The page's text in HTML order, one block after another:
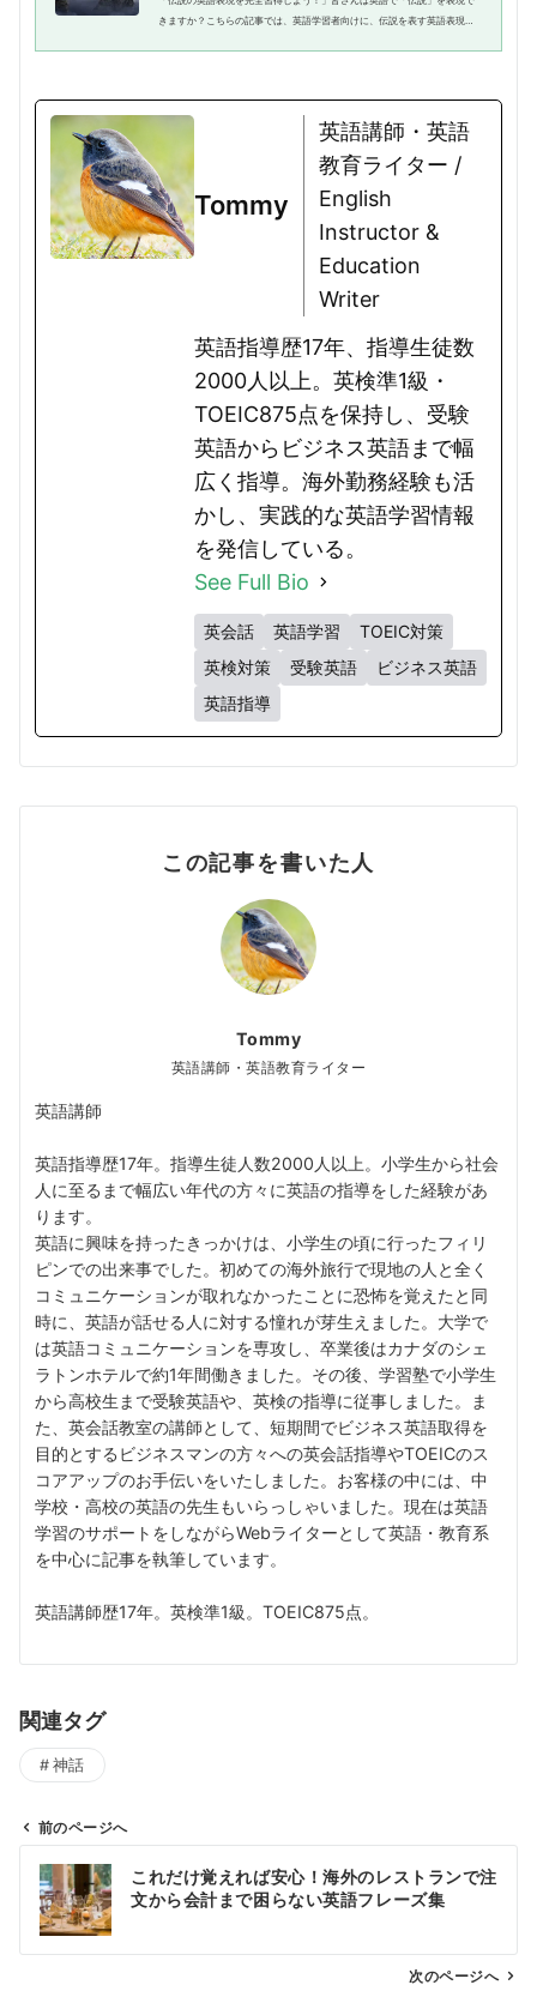
きますか？こちらの記事では、英語学習者向けに、伝説を表す英語表現の
Tommy
英語講師・英語
教育ライター /
English
Instructor &
Education
Writer
英語指導歴17年、指導生徒数
2000人以上。英検準1級・
TOEIC875点を保持し、受験
英語からビジネス英語まで幅
広く指導。海外勤務経験も活
かし、実践的な英語学習情報
を発信している。
See Full Bio
英会話 英語学習
TOEIC対策
英検対策
受験英語
ビジネス英語
英語指導
この記事を書いた人
Tommy
英語講師・英語教育ライター
英語講師
英語指導歴17年。指導生徒人数2000人以上。小学生から社会
人に至るまで幅広い年代の方々に英語の指導をした経験があ
ります。
英語に興味を持ったきっかけは、小学生の頃に行ったフィリ
ピンでの出来事でした。初めての海外旅行で現地の人と全く
コミュニケーションが取れなかったことに恐怖を覚えたと同
時に、英語が話せる人に対する憧れが芽生えました。大学で
は英語コミュニケーションを専攻し、卒業後はカナダのシェ
ラトンホテルで約1年間働きました。その後、学習塾で小学生
から高校生まで受験英語や、英検の指導に従事しました。ま
た、英会話教室の講師として、短期間でビジネス英語取得を
目的とするビジネスマンの方々への英会話指導やTOEICのス
コアアップのお手伝いをいたしました。お客様の中には、中
学校・高校の英語の先生もいらっしゃいました。現在は英語
学習のサポートをしながらWebライターとして英語・教育系
を中心に記事を執筆しています。
英語講師歴17年。英検準1級。TOEIC875点。
関連タグ
神話
前のページへ
これだけ覚えれば安心！海外のレストランで注
文から会計まで困らない英語フレーズ集
次のページへ